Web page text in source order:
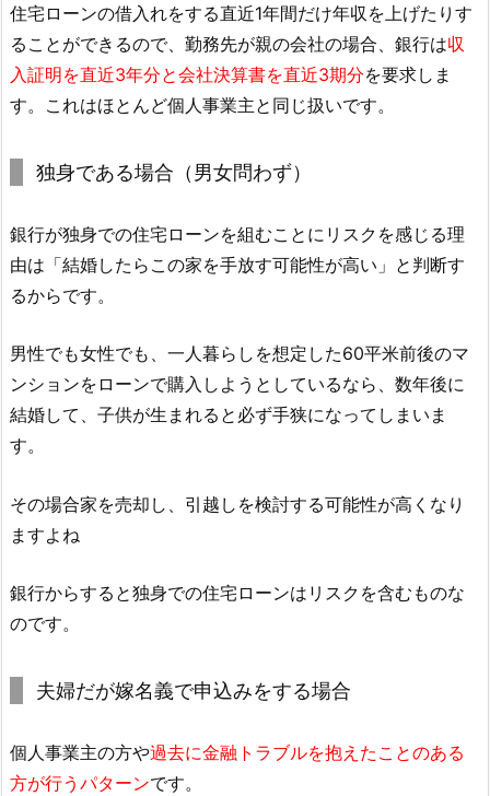
住宅ローンの借入れをする直近1年間だけ年収を上げたりす
ることができるので、勤務先が親の会社の場合、銀行は収
入証明を直近3年分と会社決算書を直近3期分を要求しま
す。これはほとんど個人事業主と同じ扱いです。
独身である場合（男女問わず）
銀行が独身での住宅ローンを組むことにリスクを感じる理
由は「結婚したらこの家を手放す可能性が高い」と判断す
るからです。
男性でも女性でも、一人暮らしを想定した60平米前後のマ
ンションをローンで購入しようとしているなら、数年後に
結婚して、子供が生まれると必ず手狭になってしまいま
す。
その場合家を売却し、引越しを検討する可能性が高くなり
ますよね
銀行からすると独身での住宅ローンはリスクを含むものな
のです。
夫婦だが嫁名義で申込みをする場合
個人事業主の方や過去に金融トラブルを抱えたことのある
方が行うパターンです。